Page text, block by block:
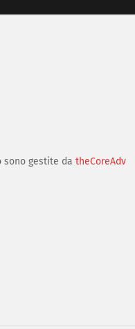
gestite da theCoreAdv